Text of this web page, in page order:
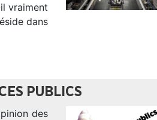
vraiment
dans
PUBLICS
des